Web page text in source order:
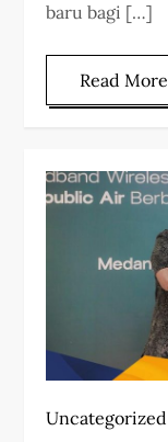
baru bagi […]
Read More
Uncategorized